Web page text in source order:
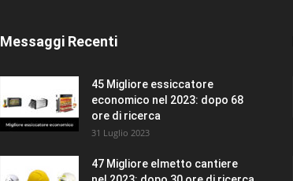
Messaggi Recenti
45 Migliore essiccatore
economico nel 2023: dopo 68
ore di ricerca
31 Luglio 2023
47 Migliore elmetto cantiere